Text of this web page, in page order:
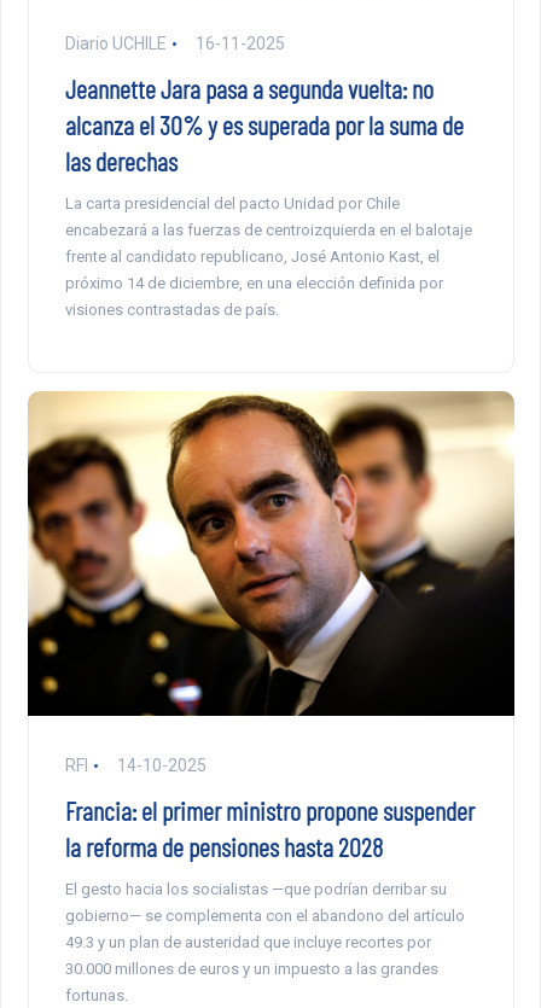
Diario UCHILE 16-11-2025
Jeannette Jara pasa a segunda vuelta: no
alcanza el 30% y es superada por la suma de
las derechas
La carta presidencial del pacto Unidad por Chile
encabezará a las fuerzas de centroizquierda en el balotaje
frente al candidato republicano, José Antonio Kast, el
próximo 14 de diciembre, en una elección definida por
visiones contrastadas de país.
RFI 14-10-2025
Francia: el primer ministro propone suspender
la reforma de pensiones hasta 2028
El gesto hacia los socialistas —que podrían derribar su
gobierno— se complementa con el abandono del artículo
49.3 y un plan de austeridad que incluye recortes por
30.000 millones de euros y un impuesto a las grandes
fortunas.